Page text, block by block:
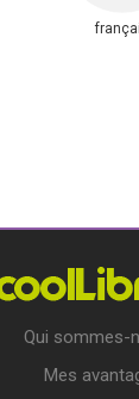
Qui sommes-
Mes